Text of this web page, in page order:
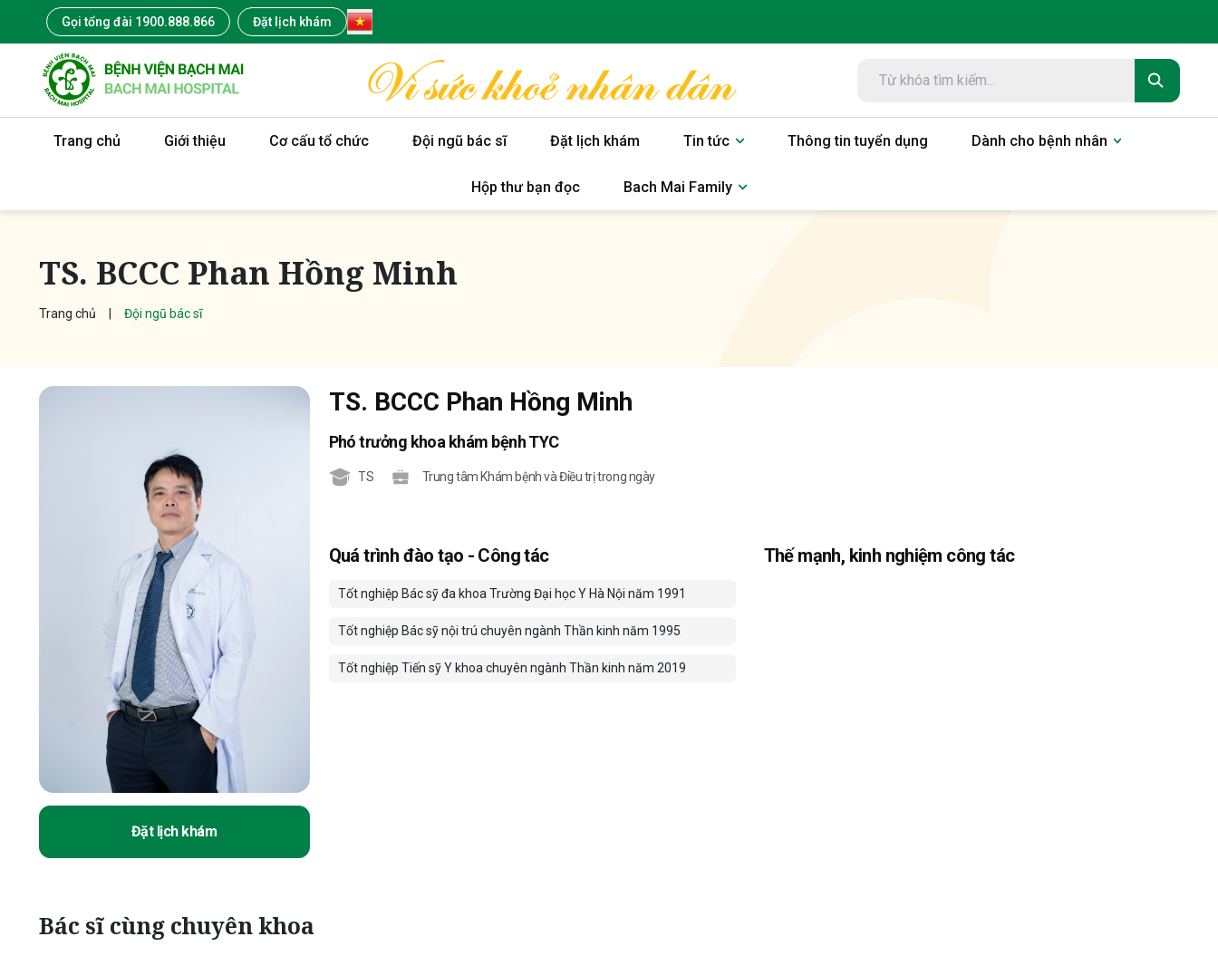
Gọi tổng đài 1900.888.866 Đặt lịch khám
Trang chủ Giới thiệu Cơ cấu tổ chức Đội ngũ bác sĩ Đặt lịch khám Tin tức Thông tin tuyển dụng Dành cho bệnh nhân
Hộp thư bạn đọc Bach Mai Family
TS. BCCC Phan Hồng Minh
Trang chủ Đội ngũ bác sĩ
Đặt lịch khám
TS. BCCC Phan Hồng Minh
Phó trưởng khoa khám bệnh TYC
TS Trung tâm Khám bệnh và Điều trị trong ngày
Quá trình đào tạo - Công tác
Tốt nghiệp Bác sỹ đa khoa Trường Đại học Y Hà Nội năm 1991
Tốt nghiệp Bác sỹ nội trú chuyên ngành Thần kinh năm 1995
Tốt nghiệp Tiến sỹ Y khoa chuyên ngành Thần kinh năm 2019
Thế mạnh, kinh nghiệm công tác
Bác sĩ cùng chuyên khoa